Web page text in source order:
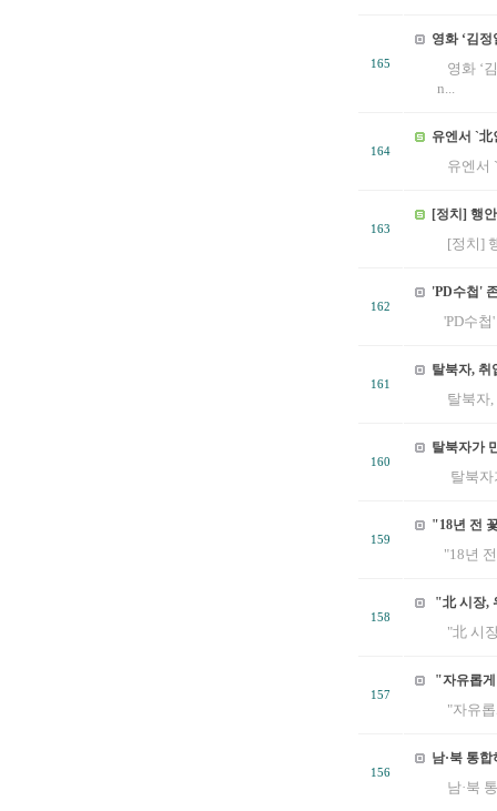
165
영화 ‘김
영화 ‘
n...
164
유엔서 `北
유엔서
163
[정치] 행
[정치]
162
'PD수첩'
'PD수
161
탈북자, 취
탈북자,
160
탈북자가
탈북자
159
"18년 전
"18년
158
"北 시장,
"北 시
157
"자유롭
"자유
156
남·북 통
남·북